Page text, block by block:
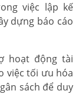
việc lập kế
dựng báo cáo
hoạt động tài
việc tối ưu hóa
sách để duy